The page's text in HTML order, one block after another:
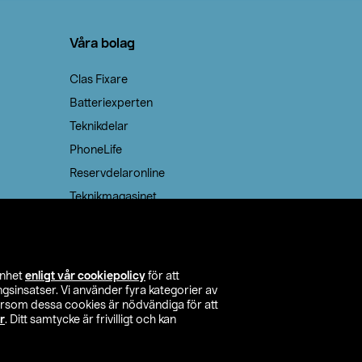
enligt vår cookiepolicy för att
Vi använder fyra kategorier av
dessa cookies är nödvändiga för att
. Ditt samtycke är frivilligt och kan
Våra bolag
Clas Fixare
Batteriexperten
Teknikdelar
PhoneLife
Reservdelaronline
Teknikmagasinet